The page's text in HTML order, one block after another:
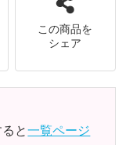
この商品を
シェア
ると一覧ページ